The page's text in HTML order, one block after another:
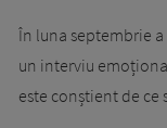
În luna septembrie
un interviu
este conștient de ce